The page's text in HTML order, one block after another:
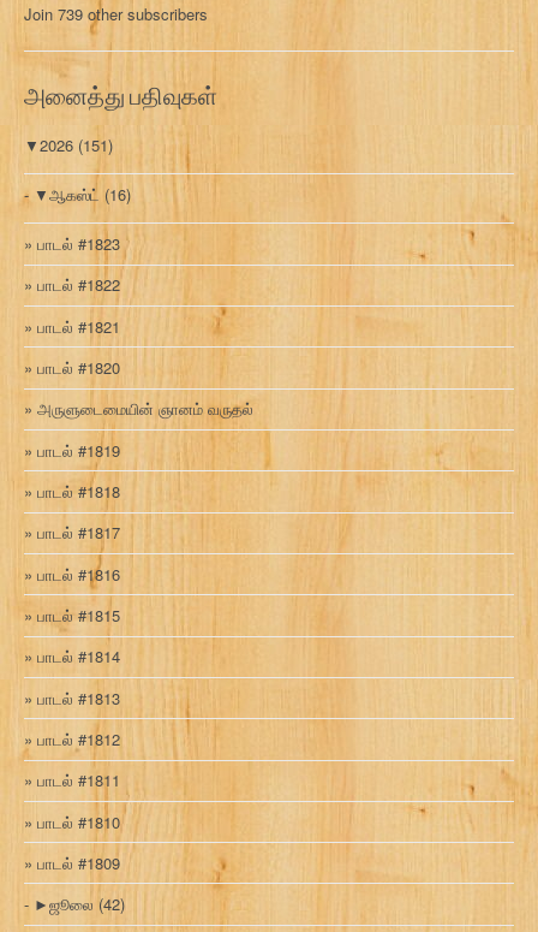
க
வ
Join 739 other subscribers
அனைத்து பதிவுகள்
▼2026 (151)
▼ஆகஸ்ட் (16)
பாடல் #1823
பாடல் #1822
பாடல் #1821
பாடல் #1820
அருளுடைமையின் ஞானம் வருதல்
பாடல் #1819
பாடல் #1818
பாடல் #1817
பாடல் #1816
பாடல் #1815
பாடல் #1814
பாடல் #1813
பாடல் #1812
பாடல் #1811
பாடல் #1810
பாடல் #1809
►ஜூலை (42)